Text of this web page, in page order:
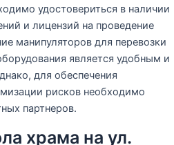
удостовериться в наличии
и лицензий на проведение
манипуляторов для перевозки
является удобным и
для обеспечения
рисков необходимо
партнеров.
храма на ул.